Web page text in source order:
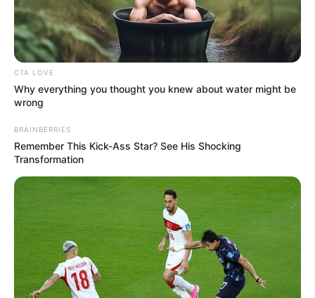
CTA LOVE
Why everything you thought you knew about water might be
wrong
BRAINBERRIES
Remember This Kick-Ass Star? See His Shocking
Transformation